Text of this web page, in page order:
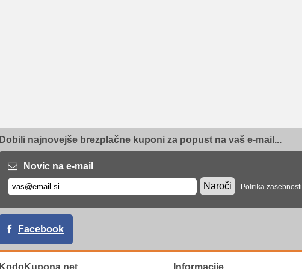
Dobili najnovejše brezplačne kuponi za popust na vaš e-mail...
Novic na e-mail
Naroči
Politika zasebnosti
Facebook
KodoKupona.net Informacije